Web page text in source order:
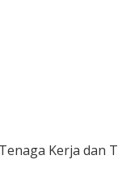
Kerja